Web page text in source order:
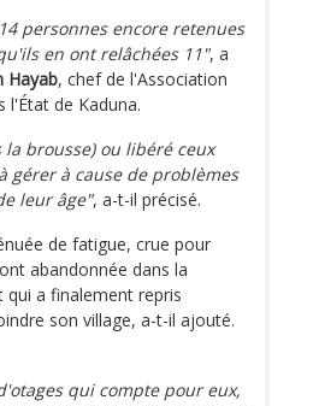
personnes encore retenues
en ont relâchées 11", a
Hayab, chef de l'Association
l'État de Kaduna.
brousse) ou libéré ceux
gérer à cause de problèmes
leur âge", a-t-il précisé.
de fatigue, crue pour
abandonnée dans la
qui a finalement repris
son village, a-t-il ajouté.
qui compte pour eux,